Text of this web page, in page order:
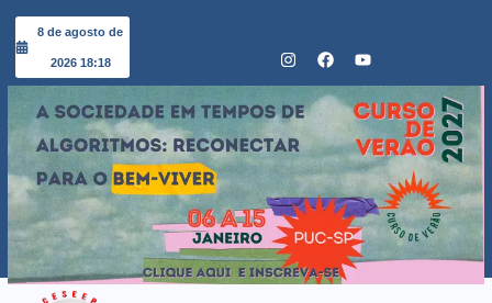
8 de agosto de
2026 18:18